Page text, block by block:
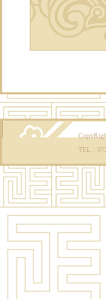
TEL：